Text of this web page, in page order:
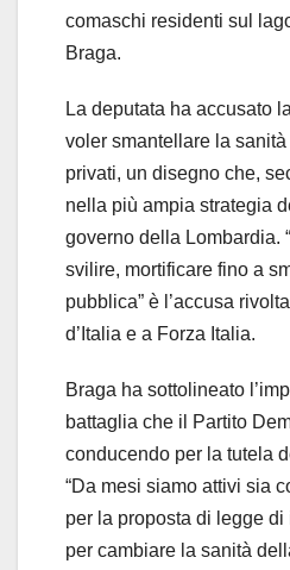
comaschi residenti sul
Braga.
La deputata ha accusato
voler smantellare la
privati, un disegno che,
nella più ampia strategia
governo della Lombardia.
svilire, mortificare fino a
pubblica” è l’accusa
d’Italia e a Forza Italia.
Braga ha sottolineato
battaglia che il Partito
conducendo per la tutela
“Da mesi siamo attivi sia
per la proposta di legge
per cambiare la sanità